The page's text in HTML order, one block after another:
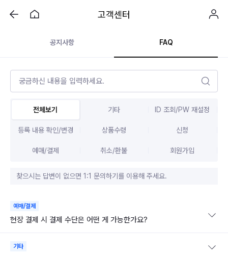
고객센터
공지사항 FAQ
전체보기 기타 ID 조회/PW 재설정
등록 내용 확인/변경 상품수령 신청
예매/결제 취소/환불 회원가입
찾으시는 답변이 없으면 1:1 문의하기를 이용해 주세요.
예매/결제
현장 결제 시 결제 수단은 어떤 게 가능한가요?
기타